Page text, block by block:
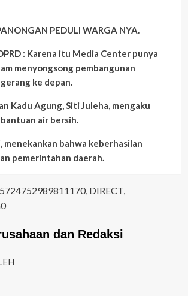
PEDULI WARGA NYA.
: Karena itu Media Center punya
menyongsong pembangunan
ke depan.
Kadu Agung, Siti Juleha, mengaku
air bersih.
menekankan bahwa keberhasilan
pemerintahan daerah.
DIRECT,
dan Redaksi